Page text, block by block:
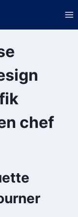
chef